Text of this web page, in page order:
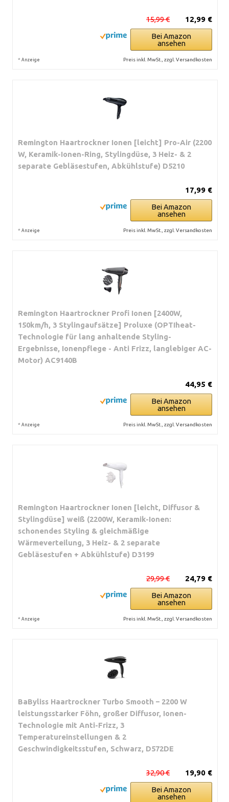
12,99 €
15,99 €
Bei Amazon
ansehen
* Anzeige Preis inkl. MwSt., zzgl. Versandkosten
Remington Haartrockner Ionen [leicht] Pro-Air (2200
W, Keramik-Ionen-Ring, Stylingdüse, 3 Heiz- & 2
separate Gebläsestufen, Abkühlstufe) D5210
17,99 €
Bei Amazon
ansehen
* Anzeige Preis inkl. MwSt., zzgl. Versandkosten
Remington Haartrockner Profi Ionen [2400W,
150km/h, 3 Stylingaufsätze] Proluxe (OPTIheat-
Technologie für lang anhaltende Styling-
Ergebnisse, Ionenpflege - Anti Frizz, langlebiger AC-
Motor) AC9140B
44,95 €
Bei Amazon
ansehen
* Anzeige Preis inkl. MwSt., zzgl. Versandkosten
Remington Haartrockner Ionen [leicht, Diffusor &
Stylingdüse] weiß (2200W, Keramik-Ionen:
schonendes Styling & gleichmäßige
Wärmeverteilung, 3 Heiz- & 2 separate
Gebläsestufen + Abkühlstufe) D3199
24,79 €
29,99 €
Bei Amazon
ansehen
* Anzeige Preis inkl. MwSt., zzgl. Versandkosten
BaByliss Haartrockner Turbo Smooth – 2200 W
leistungsstarker Föhn, großer Diffusor, Ionen-
Technologie mit Anti-Frizz, 3
Temperatureinstellungen & 2
Geschwindigkeitsstufen, Schwarz, D572DE
19,90 €
32,90 €
Bei Amazon
ansehen